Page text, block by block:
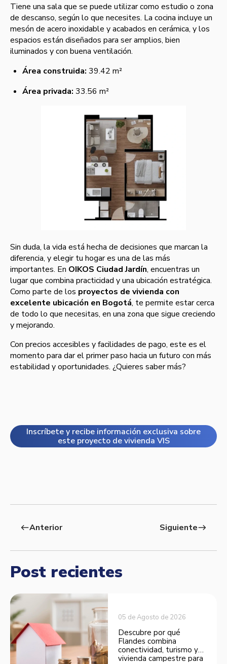
Tiene una sala que se puede utilizar como estudio o zona
de descanso, según lo que necesites. La cocina incluye un
mesón de acero inoxidable y acabados en cerámica, y los
espacios están diseñados para ser amplios, bien
iluminados y con buena ventilación.
Área construida: 39.42 m²
Área privada: 33.56 m²
Sin duda, la vida está hecha de decisiones que marcan la
diferencia, y elegir tu hogar es una de las más
importantes. En OIKOS Ciudad Jardín, encuentras un
lugar que combina practicidad y una ubicación estratégica.
Como parte de los proyectos de vivienda con
excelente ubicación en Bogotá, te permite estar cerca
de todo lo que necesitas, en una zona que sigue creciendo
y mejorando.
Con precios accesibles y facilidades de pago, este es el
momento para dar el primer paso hacia un futuro con más
estabilidad y oportunidades. ¿Quieres saber más?
Inscríbete y recibe información exclusiva sobre
este proyecto de vivienda VIS
westAnterior Siguienteeast
Post recientes
05 de Agosto de 2026
Descubre por qué
Flandes combina
conectividad, turismo y
vivienda campestre para